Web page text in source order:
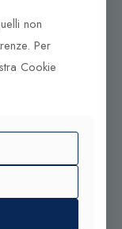
da
non
Per
Cookie